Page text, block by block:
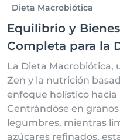
Dieta Macrobiótica
Equilibrio y
Completa para la
La Dieta Macrobiótica,
Zen y la nutrición
enfoque holístico
Centrándose en
legumbres, mientras
azúcares refinados,